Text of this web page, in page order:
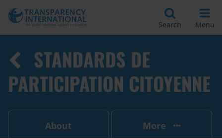
Search Menu
STANDARDS DE
PARTICIPATION CITOYENNE
About More